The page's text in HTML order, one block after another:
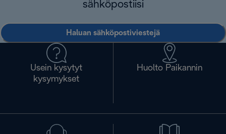
sähköpostiisi
Haluan sähköpostiviestejä
Usein kysytyt
kysymykset
Huolto Paikannin